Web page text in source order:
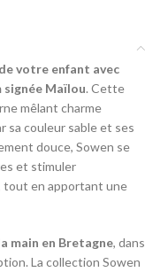
votre enfant avec
signée Maïlou. Cette
mêlant charme
sa couleur sable et ses
douce, Sowen se
et stimuler
tout en apportant une
main en Bretagne, dans
La collection Sowen